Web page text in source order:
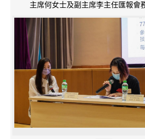
主席何女士及副主席李主任匯報會